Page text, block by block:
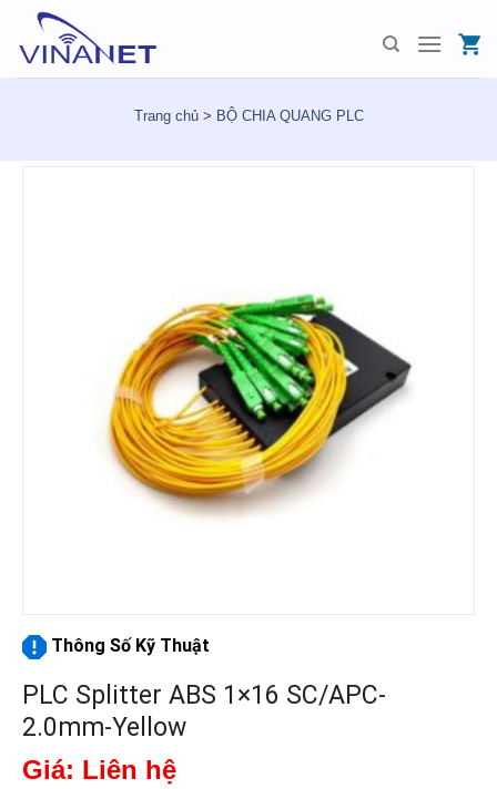
content
Trang chủ > BỘ CHIA QUANG PLC
Thông Số Kỹ Thuật
PLC Splitter ABS 1×16 SC/APC-
2.0mm-Yellow
Giá: Liên hệ